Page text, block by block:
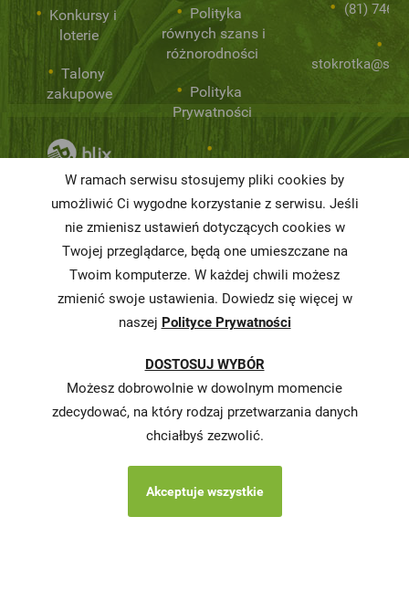
Konkursy i
loterie
Talony
zakupowe
Polityka
równych szans i
różnorodności
Polityka
Prywatności
żywności
Informacja o
realizowanej
strategii
podatkowej
Karty
Butelkomaty
(81) 746
W ramach serwisu stosujemy pliki cookies by
umożliwić Ci wygodne korzystanie z serwisu. Jeśli
nie zmienisz ustawień dotyczących cookies w
Twojej przeglądarce, będą one umieszczane na
Twoim komputerze. W każdej chwili możesz
zmienić swoje ustawienia. Dowiedz się więcej w
naszej Polityce Prywatności
DOSTOSUJ WYBÓR
Możesz dobrowolnie w dowolnym momencie
zdecydować, na który rodzaj przetwarzania danych
chciałbyś zezwolić.
Akceptuje wszystkie